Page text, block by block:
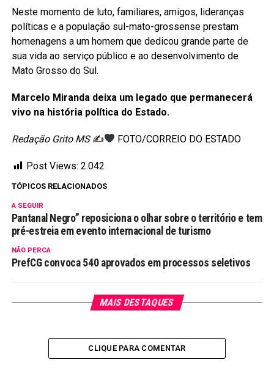
Neste momento de luto, familiares, amigos, lideranças
políticas e a população sul-mato-grossense prestam
homenagens a um homem que dedicou grande parte de
sua vida ao serviço público e ao desenvolvimento de
Mato Grosso do Sul.
Marcelo Miranda deixa um legado que permanecerá
vivo na história política do Estado.
Redação Grito MS✍ FOTO/CORREIO DO ESTADO
Post Views: 2.042
TÓPICOS RELACIONADOS
A SEGUIR
Pantanal Negro” reposiciona o olhar sobre o território e tem
pré-estreia em evento internacional de turismo
NÃO PERCA
PrefCG convoca 540 aprovados em processos seletivos
MAIS DESTAQUES
CLIQUE PARA COMENTAR